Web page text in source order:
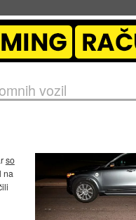
vozil
so
na